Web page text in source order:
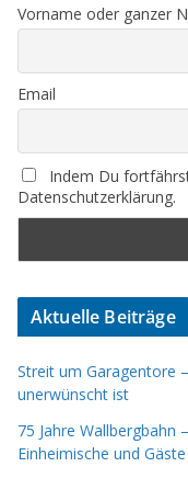
Vorname oder ganzer
Email
Indem Du
Datenschutzerklärung.
Aktuelle Beiträge
Streit um Garagentore
unerwünscht ist
75 Jahre Wallbergbahn
Einheimische und Gäste